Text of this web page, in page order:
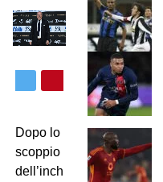
Dopo lo
scoppio
dell’inchiesta